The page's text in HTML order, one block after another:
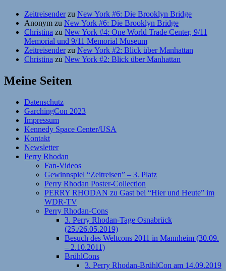
Zeitreisenderzu New York #6: Die Brooklyn Bridge
Anonym zu New York #6: Die Brooklyn Bridge
Christina zu New York #4: One World Trade Center, 9/11
Memorial und 9/11 Memorial Museum
Zeitreisenderzu New York #2: Blick über Manhattan
Christina zu New York #2: Blick über Manhattan
Meine Seiten
Datenschutz
GarchingCon 2023
Impressum
Kennedy Space Center/USA
Kontakt
Newsletter
Perry Rhodan
Fan-Videos
Gewinnspiel “Zeitreisen” – 3. Platz
Perry Rhodan Poster-Collection
PERRY RHODAN zu Gast bei “Hier und Heute” im
WDR-TV
Perry Rhodan-Cons
3. Perry Rhodan-Tage Osnabrück
(25./26.05.2019)
Besuch des Weltcons 2011 in Mannheim (30.09.
– 2.10.2011)
BrühlCons
3. Perry Rhodan-BrühlCon am 14.09.2019